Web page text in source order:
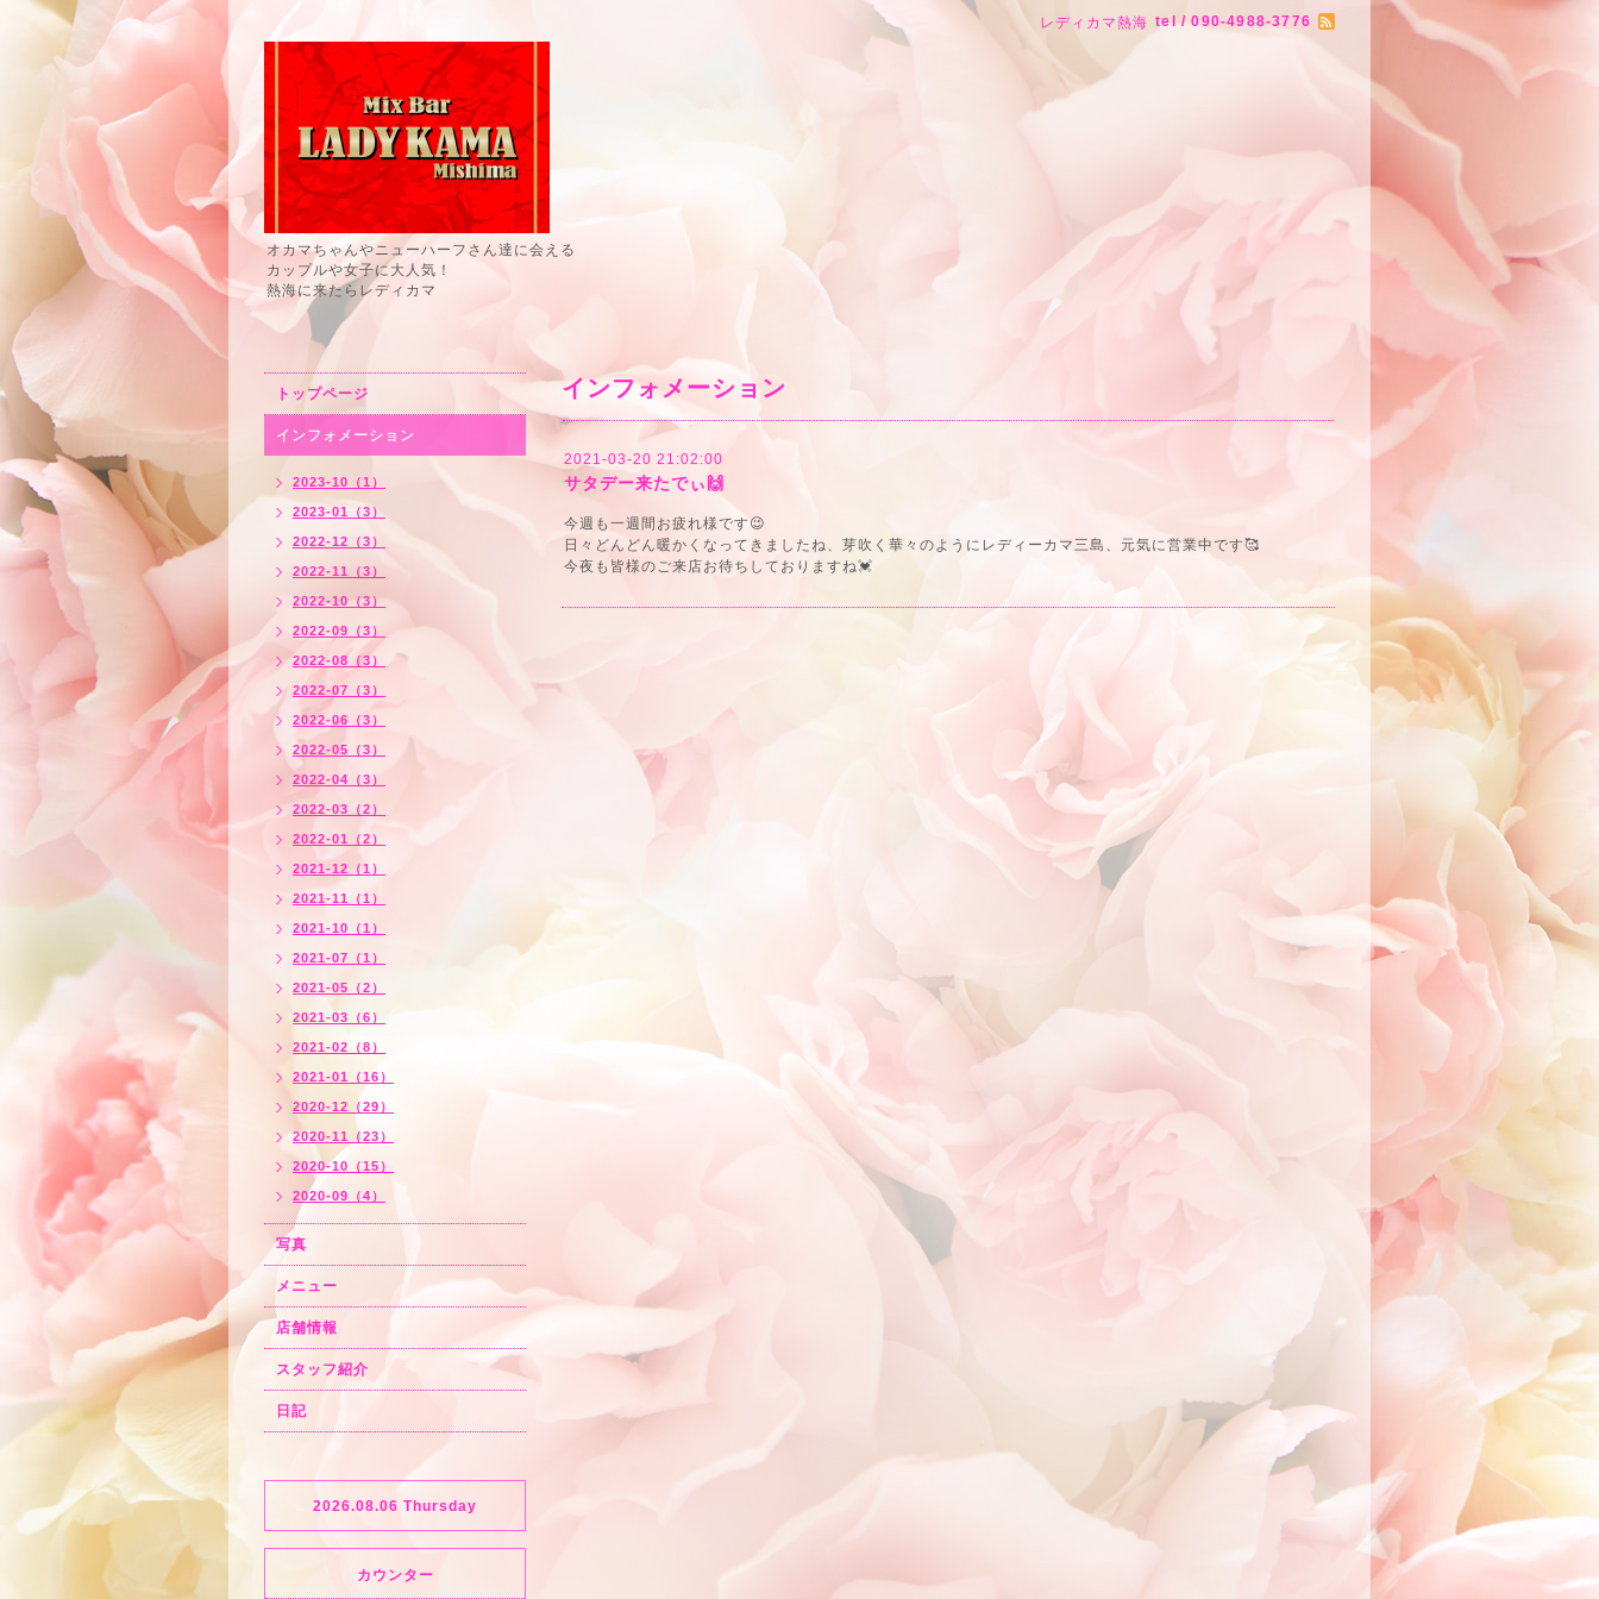
レディカマ熱海 tel / 090-4988-3776
オカマちゃんやニューハーフさん達に会える
カップルや女子に大人気！
熱海に来たらレディカマ
インフォメーション
2021-03-20 21:02:00
サタデー来たでぃ🙌
今週も一週間お疲れ様です😉
日々どんどん暖かくなってきましたね、芽吹く華々のようにレディーカマ三島、元気に営業中です🥰
今夜も皆様のご来店お待ちしておりますね💓
トップページ
インフォメーション
2023-10（1）
2023-01（3）
2022-12（3）
2022-11（3）
2022-10（3）
2022-09（3）
2022-08（3）
2022-07（3）
2022-06（3）
2022-05（3）
2022-04（3）
2022-03（2）
2022-01（2）
2021-12（1）
2021-11（1）
2021-10（1）
2021-07（1）
2021-05（2）
2021-03（6）
2021-02（8）
2021-01（16）
2020-12（29）
2020-11（23）
2020-10（15）
2020-09（4）
写真
メニュー
店舗情報
スタッフ紹介
日記
2026.08.06 Thursday
カウンター